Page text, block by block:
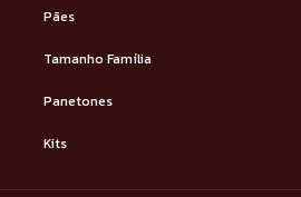
Pães
Tamanho Família
Panetones
Kits